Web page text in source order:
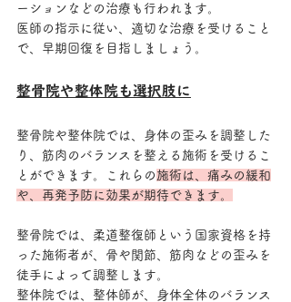
ーションなどの治療も行われます。
医師の指示に従い、適切な治療を受けること
で、早期回復を目指しましょう。
整骨院や整体院も選択肢に
整骨院や整体院では、身体の歪みを調整した
り、筋肉のバランスを整える施術を受けるこ
とができます。これらの 施術は、痛みの緩和
や、再発予防に効果が期待できます。
整骨院では、柔道整復師という国家資格を持
った施術者が、骨や関節、筋肉などの歪みを
徒手によって調整します。
整体院では、整体師が、身体全体のバランス